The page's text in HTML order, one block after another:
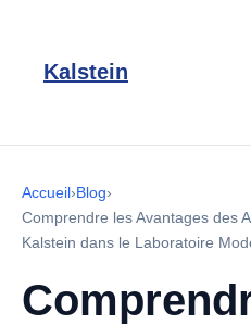
Kalstein
Accueil›Blog›
Comprendre les Avantages des
Kalstein dans le Laboratoire